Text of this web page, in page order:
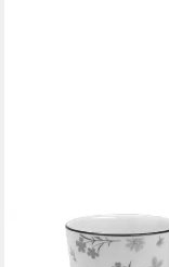
RITZENHOFF & BREKER
Becher, Porzellan